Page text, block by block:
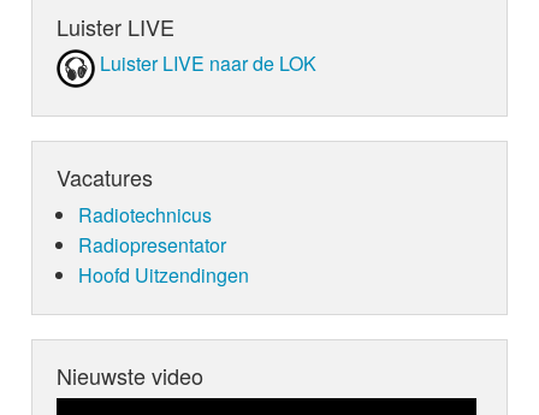
Luister LIVE
Luister LIVE naar de LOK
Vacatures
Radiotechnicus
Radiopresentator
Hoofd Uitzendingen
Nieuwste video